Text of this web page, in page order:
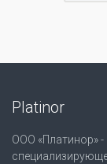
Platinor
ООО «Платинор» -